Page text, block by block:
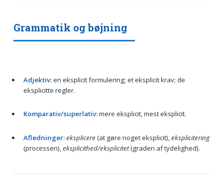
Grammatik og bøjning
Adjektiv:en eksplicit formulering; et eksplicit krav; de
eksplicitte regler.
Komparativ/superlativ:mere eksplicit, mest eksplicit.
Afledninger:eksplicere(at gøre noget eksplicit),eksplicitering
(processen),eksplicithed/eksplicitet(graden af tydelighed).